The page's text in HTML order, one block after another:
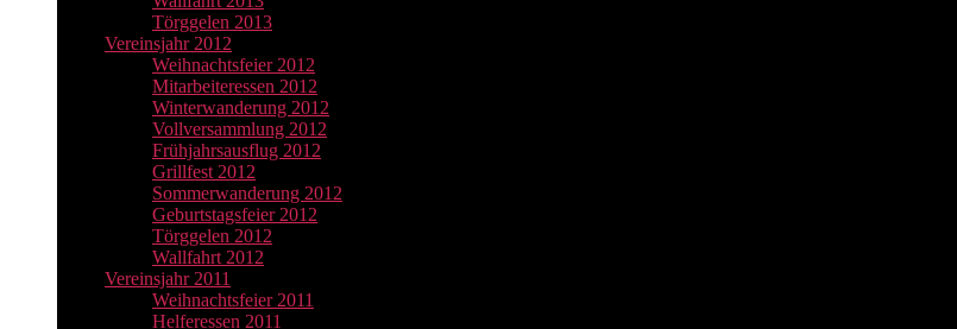
Törggelen 2013
Vereinsjahr 2012
Weihnachtsfeier 2012
Mitarbeiteressen 2012
Winterwanderung 2012
Vollversammlung 2012
Frühjahrsausflug 2012
Grillfest 2012
Sommerwanderung 2012
Geburtstagsfeier 2012
Törggelen 2012
Wallfahrt 2012
Vereinsjahr 2011
Weihnachtsfeier 2011
Helferessen 2011